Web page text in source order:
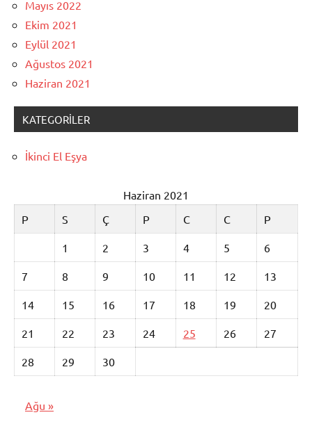
Mayıs 2022
Ekim 2021
Eylül 2021
Ağustos 2021
Haziran 2021
KATEGORILER
İkinci El Eşya
Haziran 2021
P
S Ç P C C P
1 2 3 4 5 6
7 8 9 10 11 12 13
14 15 16 17 18 19 20
21 22 23 24 25 26 27
28 29 30
Ağu »